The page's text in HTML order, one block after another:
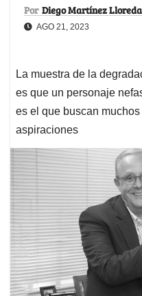
Por Diego Martínez Lloreda
AGO 21, 2023
La muestra de la
es que un personaje
es el que buscan
aspiraciones